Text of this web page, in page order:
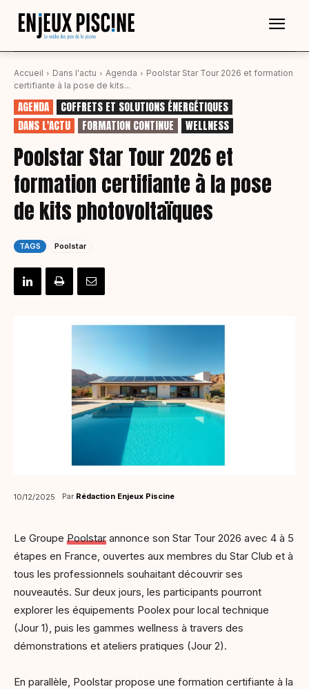
Accueil Dans l'actu Agenda
Poolstar Star Tour 2026 et formation
certifiante à la pose de kits...
AGENDA
COFFRETS ET SOLUTIONS ÉNERGÉTIQUES
DANS L'ACTU
FORMATION CONTINUE WELLNESS
Poolstar Star Tour 2026 et
formation certifiante à la pose
de kits photovoltaïques
TAGS Poolstar
10/12/2025 Par Rédaction Enjeux Piscine
Le Groupe Poolstar annonce son Star Tour 2026 avec 4 à 5
étapes en France, ouvertes aux membres du Star Club et à
tous les professionnels souhaitant découvrir ses
nouveautés. Sur deux jours, les participants pourront
explorer les équipements Poolex pour local technique
(Jour 1), puis les gammes wellness à travers des
démonstrations et ateliers pratiques (Jour 2).
En parallèle, Poolstar propose une formation certifiante à la